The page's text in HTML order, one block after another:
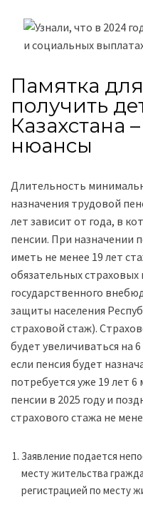
Памятка
получить
Казахстана
нюансы
Длительность
назначения трудовой
лет зависит от года, в
пенсии. При назначении
иметь не менее 19 лет
обязательных
государственного
защиты населения
страховой стаж).
будет увеличиваться на
если пенсия будет
потребуется уже 19 лет
пенсии в 2025 году и
страхового стажа не
Заявление подается
месту жительства
регистрацией по месту